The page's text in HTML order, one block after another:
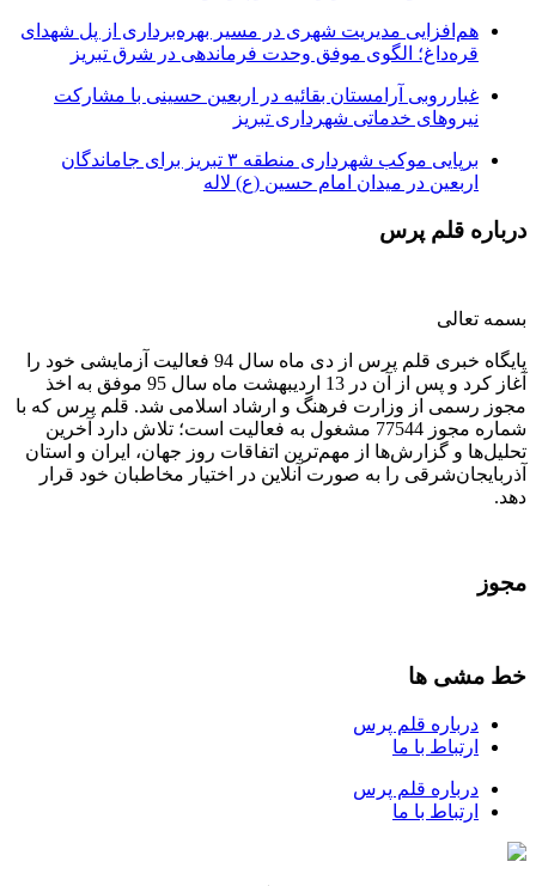
هم‌افزایی مدیریت شهری در مسیر بهره‌برداری از پل شهدای
قره‌داغ؛ الگوی موفق وحدت فرماندهی در شرق تبریز
غبارروبی آرامستان بقائیه در اربعین حسینی با مشارکت
نیروهای خدماتی شهرداری تبریز
برپایی موکب شهرداری منطقه ۳ تبریز برای جاماندگان
اربعین در میدان امام حسین (ع) لاله
درباره قلم پرس
بسمه تعالی
پایگاه خبری قلم پرس از دی ماه سال 94 فعالیت آزمایشی خود را
آغاز کرد و پس از آن در 13 اردیبهشت ماه سال 95 موفق به اخذ
مجوز رسمی از وزارت فرهنگ و ارشاد اسلامی شد. قلم پرس که با
شماره مجوز 77544 مشغول به فعالیت است؛ تلاش دارد آخرین
تحلیل‌ها و گزارش‌ها از مهم‌ترین اتفاقات روز جهان، ایران و استان
آذربایجان‌شرقی را به صورت آنلاین در اختیار مخاطبان خود قرار
دهد.
مجوز
خط مشی ها
درباره قلم پرس
ارتباط با ما
درباره قلم پرس
ارتباط با ما